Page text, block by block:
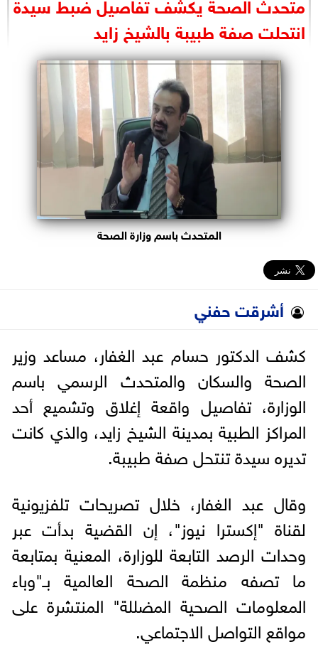
الرئاسة
البرلمان
الوزارات
الأحزاب
انتحلت صفة طبيبة بالشيخ زايد
المتحدث باسم وزارة الصحة
أشرقت حفني
كشف الدكتور حسام عبد الغفار، مساعد وزير
الصحة والسكان والمتحدث الرسمي باسم
الوزارة، تفاصيل واقعة إغلاق وتشميع أحد
المراكز الطبية بمدينة الشيخ زايد، والذي كانت
تديره سيدة تنتحل صفة طبيبة.
وقال عبد الغفار، خلال تصريحات تلفزيونية
لقناة "إكسترا نيوز"، إن القضية بدأت عبر
وحدات الرصد التابعة للوزارة، المعنية بمتابعة
ما تصفه منظمة الصحة العالمية بـ"وباء
المعلومات الصحية المضللة" المنتشرة على
مواقع التواصل الاجتماعي.